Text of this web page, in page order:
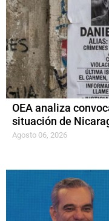
OEA analiza
situación de
Agosto 06, 2026